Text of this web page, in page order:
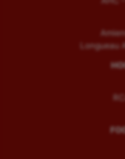
Longueau